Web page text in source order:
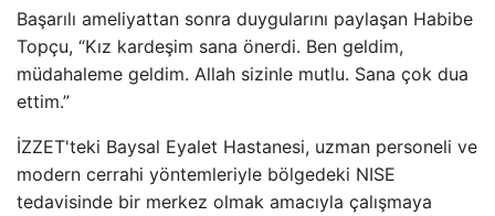
Başarılı ameliyattan sonra duygularını paylaşan Habibe
Topçu, “Kız kardeşim sana önerdi. Ben geldim,
müdahaleme geldim. Allah sizinle mutlu. Sana çok dua
ettim.”
İZZET'teki Baysal Eyalet Hastanesi, uzman personeli ve
modern cerrahi yöntemleriyle bölgedeki NISE
tedavisinde bir merkez olmak amacıyla çalışmaya